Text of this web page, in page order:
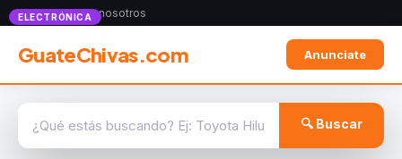
Anunciate con nosotros
GuateChivas.com Anunciate
🔍 Buscar
ELECTRÓNICA